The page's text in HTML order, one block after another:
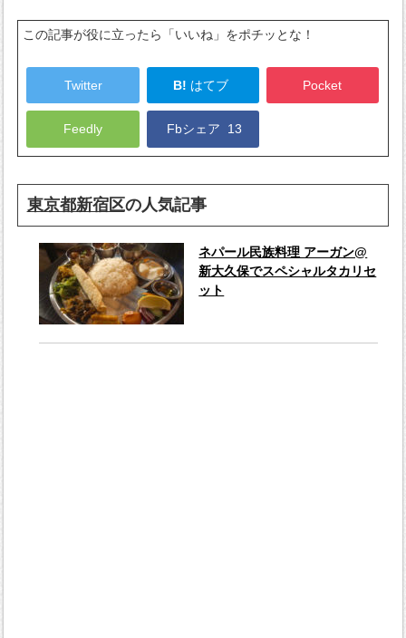
この記事が役に立ったら「いいね」をポチッとな！
Twitter B! はてブ Pocket
Feedly Fbシェア 13
東京都新宿区の人気記事
ネパール民族料理 アーガン@
新大久保でスペシャルタカリセ
ット